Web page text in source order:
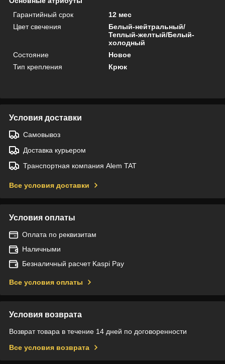
Гарантийный срок
12 мес
Цвет свечения
Белый-нейтральный/
Теплый-желтый/Белый-
холодный
Состояние
Новое
Тип крепления
Крюк
Условия доставки
Самовывоз
Доставка курьером
Транспортная компания Alem TAT
Все условия доставки
Условия оплаты
Оплата по реквизитам
Наличными
Безналичный расчет Kaspi Pay
Все условия оплаты
Условия возврата
Возврат товара в течение 14 дней по договоренности
Все условия возврата